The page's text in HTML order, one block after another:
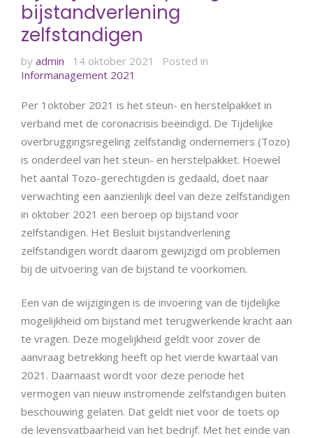
bijstandverlening
zelfstandigen
by admin 14 oktober 2021
Posted in
Informanagement 2021
Per 1oktober 2021 is het steun- en herstelpakket in
verband met de coronacrisis beëindigd. De Tijdelijke
overbruggingsregeling zelfstandig ondernemers (Tozo)
is onderdeel van het steun- en herstelpakket. Hoewel
het aantal Tozo-gerechtigden is gedaald, doet naar
verwachting een aanzienlijk deel van deze zelfstandigen
in oktober 2021 een beroep op bijstand voor
zelfstandigen. Het Besluit bijstandverlening
zelfstandigen wordt daarom gewijzigd om problemen
bij de uitvoering van de bijstand te voorkomen.
Een van de wijzigingen is de invoering van de tijdelijke
mogelijkheid om bijstand met terugwerkende kracht aan
te vragen. Deze mogelijkheid geldt voor zover de
aanvraag betrekking heeft op het vierde kwartaal van
2021. Daarnaast wordt voor deze periode het
vermogen van nieuw instromende zelfstandigen buiten
beschouwing gelaten. Dat geldt niet voor de toets op
de levensvatbaarheid van het bedrijf. Met het einde van